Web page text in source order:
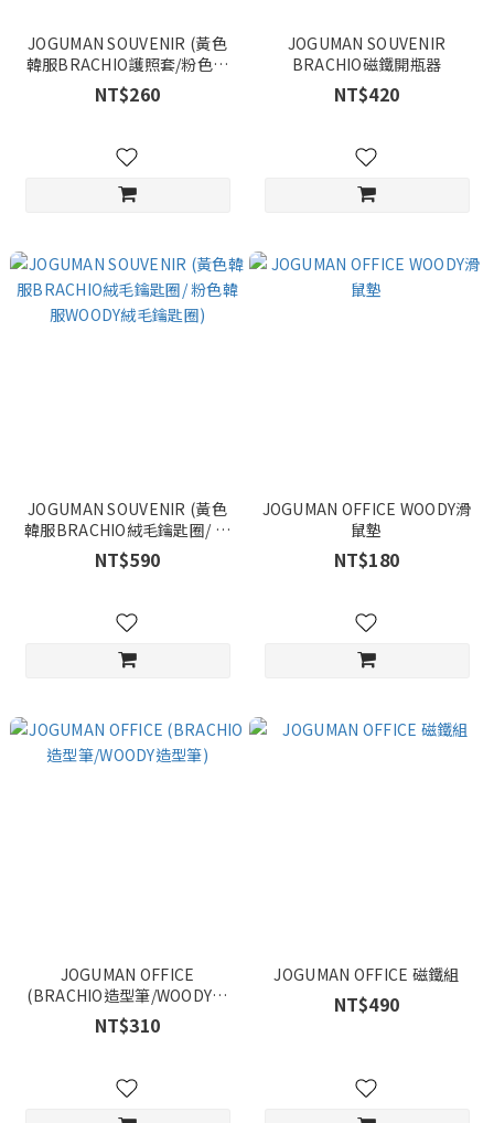
JOGUMAN SOUVENIR (黃色
韓服BRACHIO護照套/粉色韓
服WOODY護照套)
NT$260
JOGUMAN SOUVENIR
BRACHIO磁鐵開瓶器
NT$420
JOGUMAN SOUVENIR (黃色
韓服BRACHIO絨毛鑰匙圈/ 粉
色韓服WOODY絨毛鑰匙圈)
NT$590
JOGUMAN OFFICE WOODY滑
鼠墊
NT$180
JOGUMAN OFFICE
(BRACHIO造型筆/WOODY造
型筆)
NT$310
JOGUMAN OFFICE 磁鐵組
NT$490